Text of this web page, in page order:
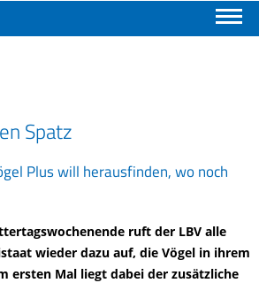
Spatz
Plus will herausfinden, wo noch
ruft der LBV alle
wieder dazu auf, die Vögel in ihrem
ersten Mal liegt dabei der zusätzliche